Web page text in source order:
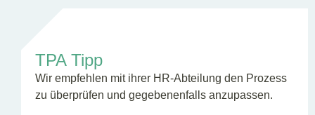
TPA Tipp
Wir empfehlen mit ihrer HR-Abteilung den Prozess
zu überprüfen und gegebenenfalls anzupassen.